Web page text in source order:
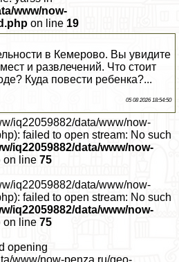
www/now-
on line 19
в Кемерово. Вы увидите
и развлечений. Что стоит
Куда повести ребенка?...
05 08 2026 18:54:50
iq22059882/data/www/now-
failed to open stream: No such
iq22059882/data/www/now-
on line 75
iq22059882/data/www/now-
failed to open stream: No such
iq22059882/data/www/now-
on line 75
opening